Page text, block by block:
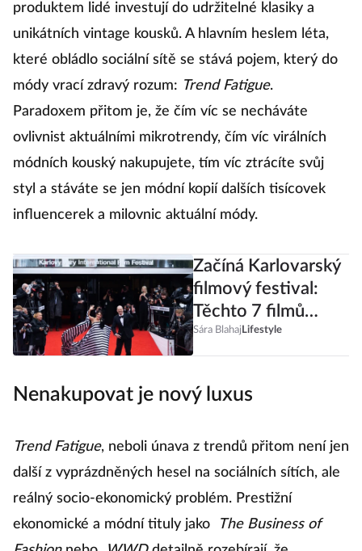
produktem lidé investují do udržitelné klasiky a
unikátních vintage kousků. A hlavním heslem léta,
které obládlo sociální sítě se stává pojem, který do
módy vrací zdravý rozum: Trend Fatigue.
Paradoxem přitom je, že čím víc se necháváte
ovlivnist aktuálními mikrotrendy, čím víc virálních
módních kouský nakupujete, tím víc ztrácíte svůj
styl a stáváte se jen módní kopií dalších tisícovek
influencerek a milovnic aktuální módy.
Začíná Karlovarský
filmový festival:
Těchto 7 filmů
nesmíte minout
Sára Blahaj Lifestyle
Nenakupovat je nový luxus
Trend Fatigue, neboli únava z trendů přitom není jen
další z vyprázdněných hesel na sociálních sítích, ale
reálný socio-ekonomický problém. Prestižní
ekonomické a módní tituly jako
The Business of